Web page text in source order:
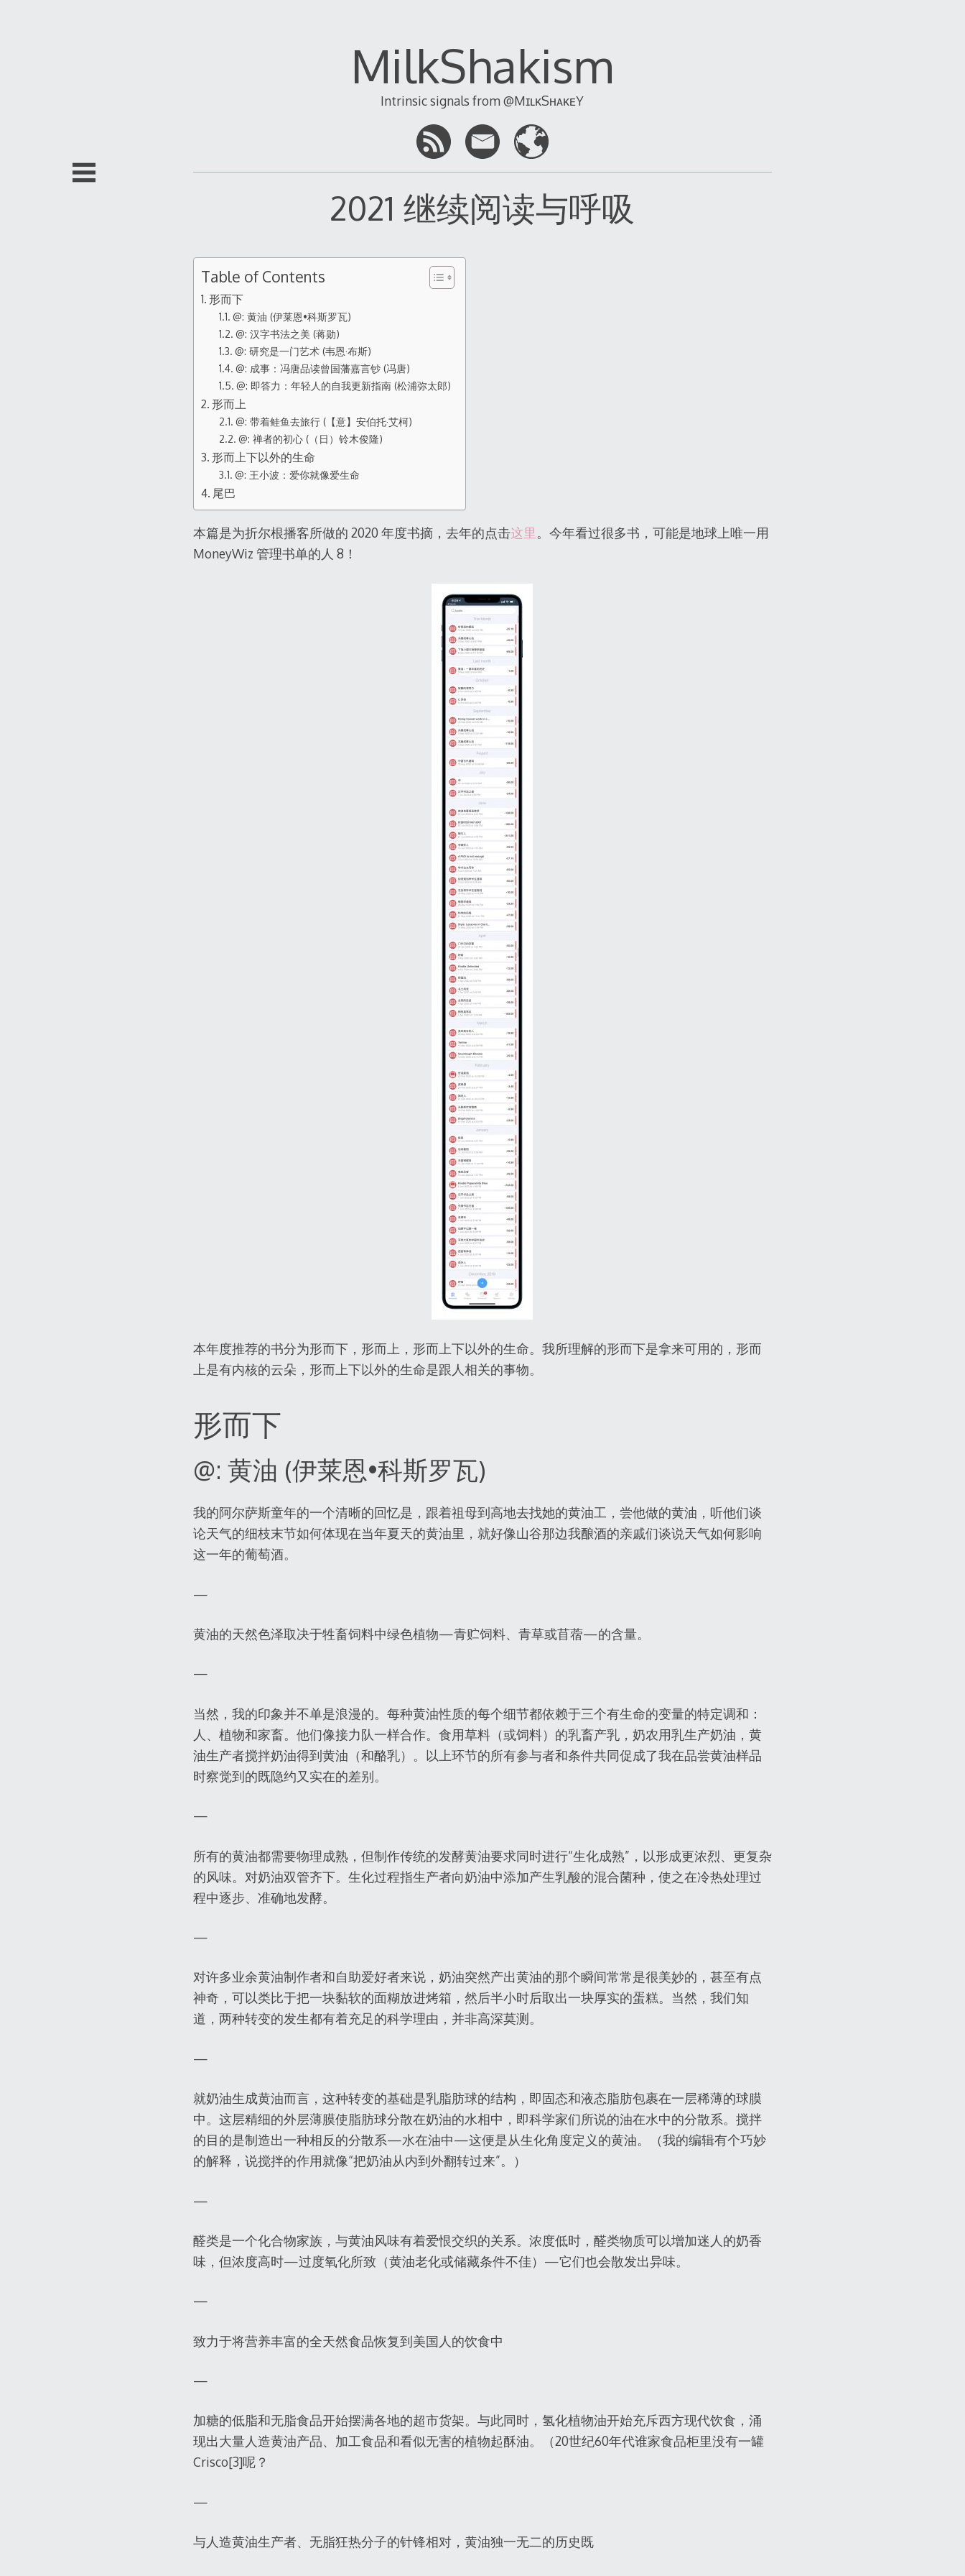
MilkShakism
Intrinsic signals from @MɪʟᴋSʜᴀᴋᴇY
2021 继续阅读与呼吸
Table of Contents
形而下
@: 黄油 (伊莱恩•科斯罗瓦)
@: 汉字书法之美 (蒋勋)
@: 研究是一门艺术 (韦恩·布斯)
@: 成事：冯唐品读曾国藩嘉言钞 (冯唐)
@: 即答力：年轻人的自我更新指南 (松浦弥太郎)
形而上
@: 带着鲑鱼去旅行 (【意】安伯托·艾柯)
@: 禅者的初心 (（日）铃木俊隆)
形而上下以外的生命
@: 王小波：爱你就像爱生命
尾巴
本篇是为折尔根播客所做的 2020 年度书摘，去年的点击这里。今年看过很多书，可能是地球上唯一用
MoneyWiz 管理书单的人 8！
本年度推荐的书分为形而下，形而上，形而上下以外的生命。我所理解的形而下是拿来可用的，形而
上是有内核的云朵，形而上下以外的生命是跟人相关的事物。
形而下
@: 黄油 (伊莱恩•科斯罗瓦)
我的阿尔萨斯童年的一个清晰的回忆是，跟着祖母到高地去找她的黄油工，尝他做的黄油，听他们谈
论天气的细枝末节如何体现在当年夏天的黄油里，就好像山谷那边我酿酒的亲戚们谈说天气如何影响
这一年的葡萄酒。
—
黄油的天然色泽取决于牲畜饲料中绿色植物—青贮饲料、青草或苜蓿—的含量。
—
当然，我的印象并不单是浪漫的。每种黄油性质的每个细节都依赖于三个有生命的变量的特定调和：
人、植物和家畜。他们像接力队一样合作。食用草料（或饲料）的乳畜产乳，奶农用乳生产奶油，黄
油生产者搅拌奶油得到黄油（和酪乳）。以上环节的所有参与者和条件共同促成了我在品尝黄油样品
时察觉到的既隐约又实在的差别。
—
所有的黄油都需要物理成熟，但制作传统的发酵黄油要求同时进行“生化成熟”，以形成更浓烈、更复杂
的风味。对奶油双管齐下。生化过程指生产者向奶油中添加产生乳酸的混合菌种，使之在冷热处理过
程中逐步、准确地发酵。
—
对许多业余黄油制作者和自助爱好者来说，奶油突然产出黄油的那个瞬间常常是很美妙的，甚至有点
神奇，可以类比于把一块黏软的面糊放进烤箱，然后半小时后取出一块厚实的蛋糕。当然，我们知
道，两种转变的发生都有着充足的科学理由，并非高深莫测。
—
就奶油生成黄油而言，这种转变的基础是乳脂肪球的结构，即固态和液态脂肪包裹在一层稀薄的球膜
中。这层精细的外层薄膜使脂肪球分散在奶油的水相中，即科学家们所说的油在水中的分散系。搅拌
的目的是制造出一种相反的分散系—水在油中—这便是从生化角度定义的黄油。（我的编辑有个巧妙
的解释，说搅拌的作用就像“把奶油从内到外翻转过来”。）
—
醛类是一个化合物家族，与黄油风味有着爱恨交织的关系。浓度低时，醛类物质可以增加迷人的奶香
味，但浓度高时—过度氧化所致（黄油老化或储藏条件不佳）—它们也会散发出异味。
—
致力于将营养丰富的全天然食品恢复到美国人的饮食中
—
加糖的低脂和无脂食品开始摆满各地的超市货架。与此同时，氢化植物油开始充斥西方现代饮食，涌
现出大量人造黄油产品、加工食品和看似无害的植物起酥油。（20世纪60年代谁家食品柜里没有一罐
Crisco[3]呢？
—
与人造黄油生产者、无脂狂热分子的针锋相对，黄油独一无二的历史既